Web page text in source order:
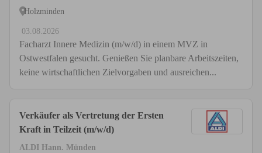
Holzminden
03.08.2026
Facharzt Innere Medizin (m/w/d) in einem MVZ in
Ostwestfalen gesucht. Genießen Sie planbare Arbeitszeiten,
keine wirtschaftlichen Zielvorgaben und ausreichen...
Verkäufer als Vertretung der Ersten
Kraft in Teilzeit (m/w/d)
ALDI Hann. Münden